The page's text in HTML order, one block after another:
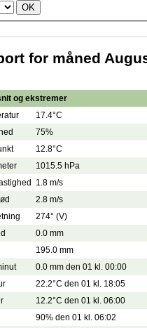
for måned
og ekstremer
17.4°C
75%
12.8°C
1015.5 hPa
1.8 m/s
2.8 m/s
274° (V)
0.0 mm
195.0 mm
0.0 mm den 01 kl. 00:00
22.2°C den 01 kl. 18:05
12.2°C den 01 kl. 06:00
90% den 01 kl. 06:02